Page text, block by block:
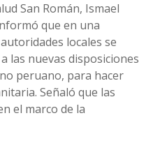
San Román, Ismael
que en una
locales se
las nuevas disposiciones
peruano, para hacer
Señaló que las
el marco de la